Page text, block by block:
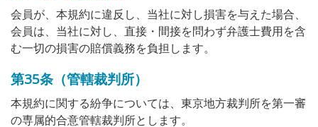
会員が、本規約に違反し、当社に対し損害を与えた場合、
会員は、当社に対し、直接・間接を問わず弁護士費用を含
む一切の損害の賠償義務を負担します。
第35条（管轄裁判所）
本規約に関する紛争については、東京地方裁判所を第一審
の専属的合意管轄裁判所とします。